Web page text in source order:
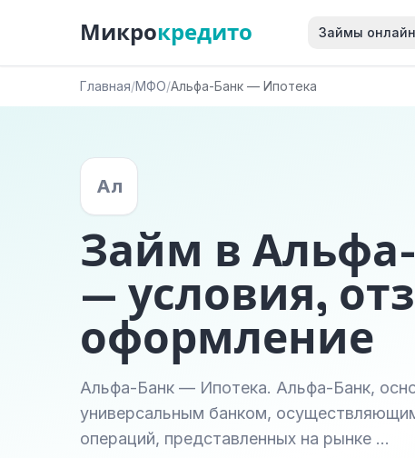
Микрокредито Займы онлайн
Главная/МФО/Альфа-Банк — Ипотека
Ал
Займ в
— условия,
оформление
Альфа-Банк — Ипотека. Альфа-Банк,
универсальным банком,
операций, представленных на рынке …